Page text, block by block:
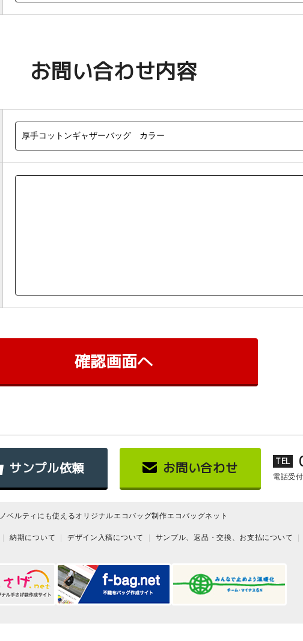
お問い合わせ内容
確認画面へ
サンプル依頼 お問い合わせ TEL
電話受
ノベルティにも使えるオリジナルエコバッグ制作エコバッグネット
納期について デザイン入稿について サンプル、返品・交換、お支払について